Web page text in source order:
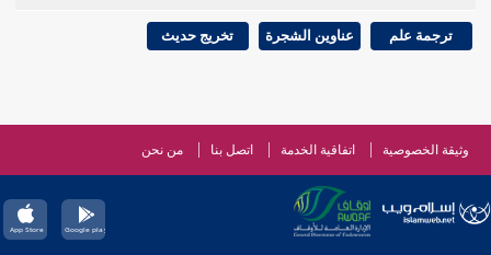
ترجمة علم عناوين الشجرة تخريج حديث
وثيقة الخصوصية اتفاقية الخدمة اتصل بنا من نحن